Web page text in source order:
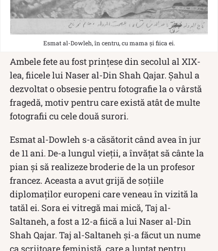
Esmat al-Dowleh, în centru, cu mama și fiica ei.
Ambele fete au fost prințese din secolul al XIX-
lea, fiicele lui Naser al-Din Shah Qajar. Șahul a
dezvoltat o obsesie pentru fotografie la o vârstă
fragedă, motiv pentru care există atât de multe
fotografii cu cele două surori.
Esmat al-Dowleh s-a căsătorit când avea în jur
de 11 ani. De-a lungul vieții, a învățat să cânte la
pian și să realizeze broderie de la un profesor
francez. Aceasta a avut grijă de soțiile
diplomaților europeni care veneau în vizită la
tatăl ei. Sora ei vitregă mai mică, Taj al-
Saltaneh, a fost a 12-a fiică a lui Naser al-Din
Shah Qajar. Taj al-Saltaneh și-a făcut un nume
ca scriitoare feministă, care a luptat pentru